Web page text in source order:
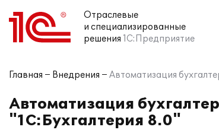
Отраслевые
и специализированные
решения 1С:Предприятие
Главная Внедрения Автоматизация
Автоматизация
"1С:Бухгалтерия 8.0"